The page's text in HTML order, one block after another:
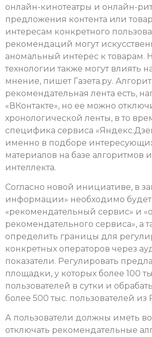
онлайн-кинотеатры и онлайн-
предложения контента или
интересам конкретного
рекомендаций могут
аномальный интерес к товарам.
технологии также могут влиять
мнение, пишет Газета.ру.
рекомендательная лента есть,
«ВКонтакте», но ее можно
хронологической ленты, в то
специфика сервиса
именно в подборе
материалов на базе алгоритмов
интеллекта.
Согласно новой инициативе, в
информации» необходимо будет
«рекомендательный сервис» и
рекомендательного сервиса», а
определить границы для
конкретных операторов через
показатели. Регулировать
площадки, у которых более 100
пользователей в сутки и
более 500 тыс. пользователей из
А пользователи должны иметь
отключать рекомендательные